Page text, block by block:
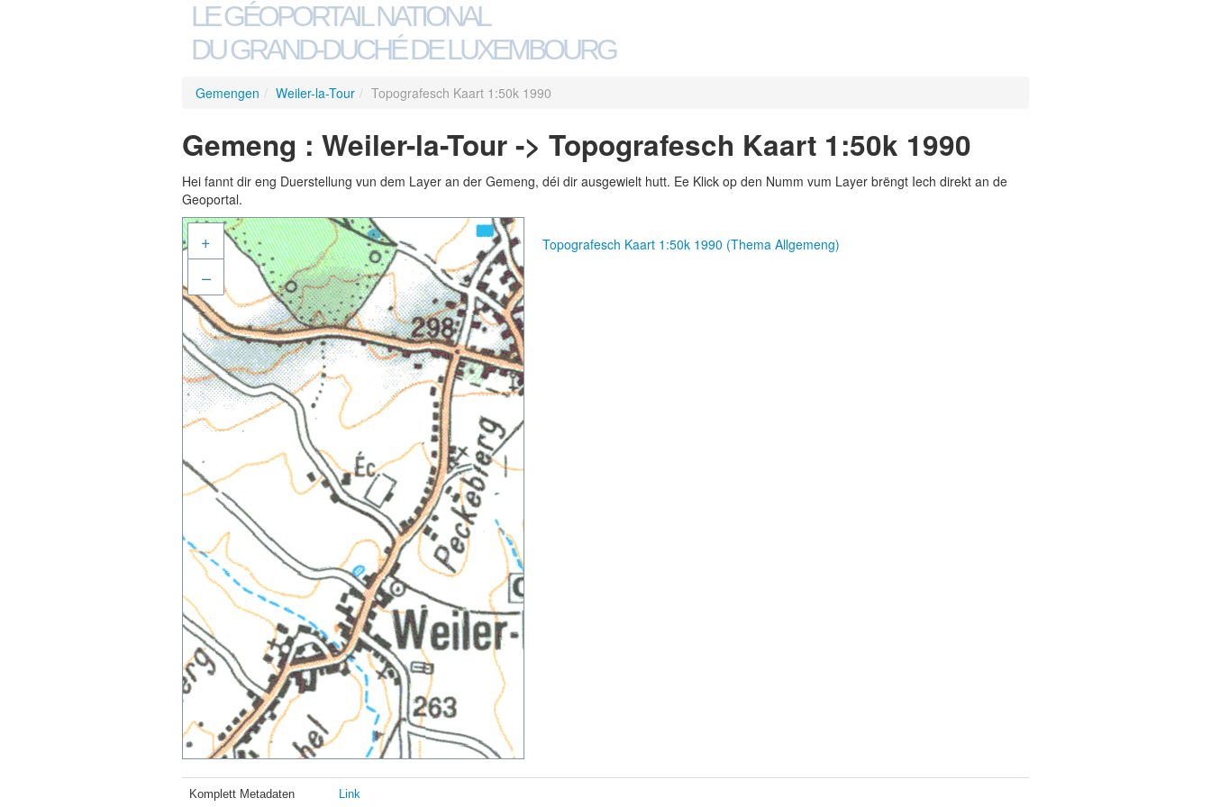
LE GÉOPORTAIL NATIONAL
DU GRAND-DUCHÉ DE LUXEMBOURG
Gemengen / Weiler-la-Tour / Topografesch Kaart 1:50k 1990
Gemeng : Weiler-la-Tour -> Topografesch Kaart 1:50k 1990
Hei fannt dir eng Duerstellung vun dem Layer an der Gemeng, déi dir ausgewielt hutt. Ee Klick op den Numm vum Layer brëngt Iech direkt an de
Geoportal.
+
–
Topografesch Kaart 1:50k 1990 (Thema Allgemeng)
Komplett Metadaten Link